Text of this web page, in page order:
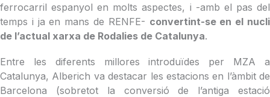
ferrocarril espanyol en molts aspectes, i -amb el pas del
temps i ja en mans de RENFE- convertint-se en el nucli
de l’actual xarxa de Rodalies de Catalunya.
Entre les diferents millores introduïdes per MZA a
Catalunya, Alberich va destacar les estacions en l’àmbit de
Barcelona (sobretot la conversió de l’antiga estació